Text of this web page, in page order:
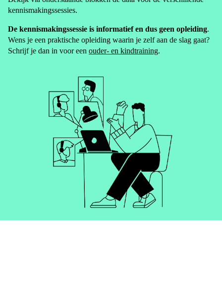
kennismakingssessies.
De kennismakingssessie is informatief en dus geen opleiding.
Wens je een praktische opleiding waarin je zelf aan de slag gaat?
Schrijf je dan in voor een ouder- en kindtraining.